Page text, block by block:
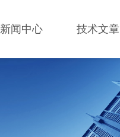
新闻中心 技术文章